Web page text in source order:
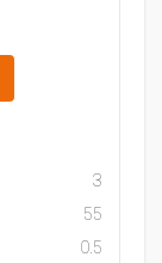
3
55
0.5